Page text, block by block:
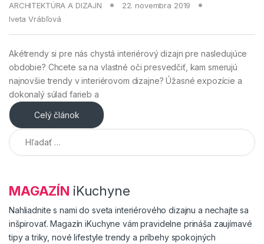
ARCHITEKTÚRA A DIZAJN
22. novembra 2019
Iveta Vrábľová
Akétrendy si pre nás chystá interiérový dizajn pre nasledujúce
obdobie? Chcete sa na vlastné oči presvedčiť, kam smerujú
najnovšie trendy v interiérovom dizajne? Úžasné expozície a
dokonalý súlad farieb a
Celý článok
Hľadať:
MAGAZÍN iKuchyne
Nahliadnite s nami do sveta interiérového dizajnu a nechajte sa
inšpirovať. Magazín iKuchyne vám pravidelne prináša zaujímavé
tipy a triky, nové lifestyle trendy a príbehy spokojných